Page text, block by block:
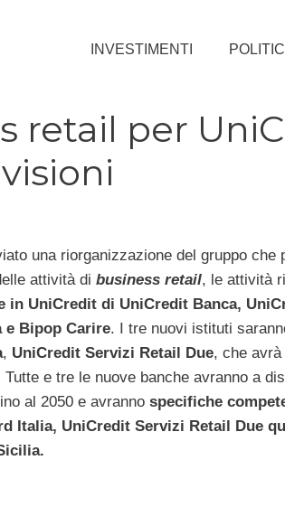
INVESTIMENTI
retail per
una riorganizzazione del gruppo che
attività di business retail, le attività
in UniCredit di UniCredit Banca, Uni
e Bipop Carire. I tre nuovi istituti
, UniCredit Servizi Retail Due, che
Tutte e tre le nuove banche avranno a
al 2050 e avranno specifiche
Italia, UniCredit Servizi Retail Due